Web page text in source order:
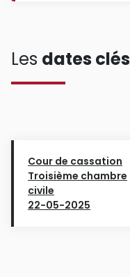
Les dates clés
Cour de cassation
Troisième chambre
civile
22-05-2025